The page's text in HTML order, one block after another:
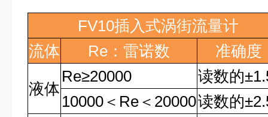
FV10插入式涡街流量计
流体
Re ：雷诺数 准确度
液体
Re≥20000 读数的
10000 ＜ Re ＜ 20000读数的